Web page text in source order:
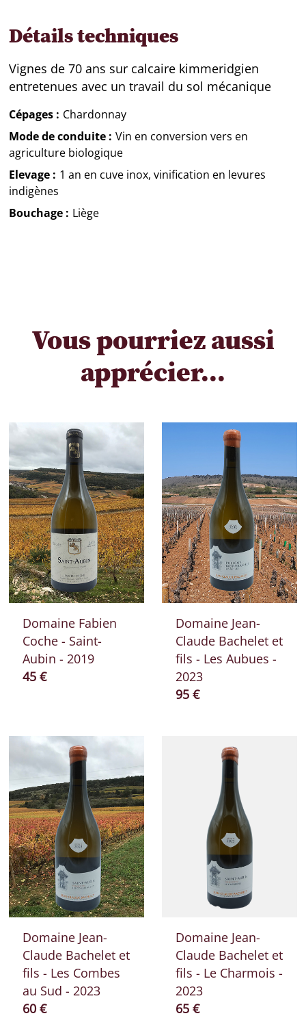
Détails techniques
Vignes de 70 ans sur calcaire kimmeridgien
entretenues avec un travail du sol mécanique
Cépages
Chardonnay
Mode de conduite
Vin en conversion vers en
agriculture biologique
Elevage
1 an en cuve inox, vinification en levures
indigènes
Bouchage
Liège
Vous pourriez aussi
apprécier...
Domaine Fabien
Coche - Saint-
Aubin - 2019
Prix ​​actuel
45 €
Domaine Jean-
Claude Bachelet et
fils - Les Aubues -
2023
Prix ​​actuel
95 €
Domaine Jean-
Claude Bachelet et
fils - Les Combes
au Sud - 2023
Prix ​​actuel
60 €
Domaine Jean-
Claude Bachelet et
fils - Le Charmois -
2023
Prix ​​actuel
65 €